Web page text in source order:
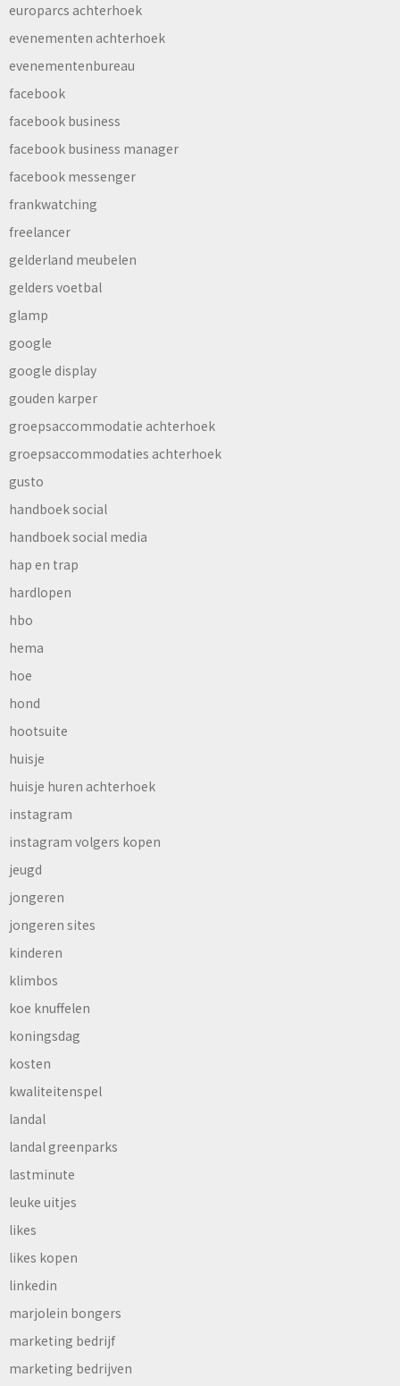
europarcs achterhoek
evenementen achterhoek
evenementenbureau
facebook
facebook business
facebook business manager
facebook messenger
frankwatching
freelancer
gelderland meubelen
gelders voetbal
glamp
google
google display
gouden karper
groepsaccommodatie achterhoek
groepsaccommodaties achterhoek
gusto
handboek social
handboek social media
hap en trap
hardlopen
hbo
hema
hoe
hond
hootsuite
huisje
huisje huren achterhoek
instagram
instagram volgers kopen
jeugd
jongeren
jongeren sites
kinderen
klimbos
koe knuffelen
koningsdag
kosten
kwaliteitenspel
landal
landal greenparks
lastminute
leuke uitjes
likes
likes kopen
linkedin
marjolein bongers
marketing bedrijf
marketing bedrijven